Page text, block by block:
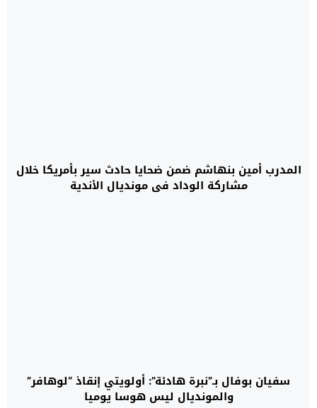
المدرب أمين بنهاشم ضمن ضحايا حادث سير بأمريكا خلال
مشاركة الوداد في مونديال الأندية
سفيان بوفال بـ”نبرة هادئة”: أولويتي إنقاذ “لوهافر”
والمونديال ليس هوسا يوميا